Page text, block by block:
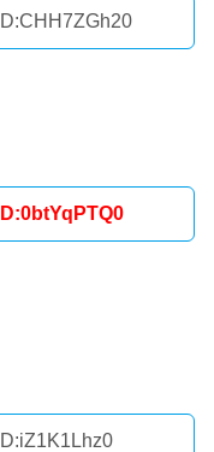
ID:CHH7ZGh20
ID:0btYqPTQ0
ID:iZ1K1Lhz0